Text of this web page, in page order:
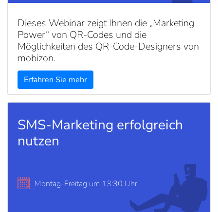
Dieses Webinar zeigt Ihnen die „Marketing
Power“ von QR-Codes und die
Möglichkeiten des QR-Code-Designers von
mobizon.
Erfahren Sie mehr
SMS-Marketing erfolgreich
nutzen
Montag-Freitag um 13:30 Uhr